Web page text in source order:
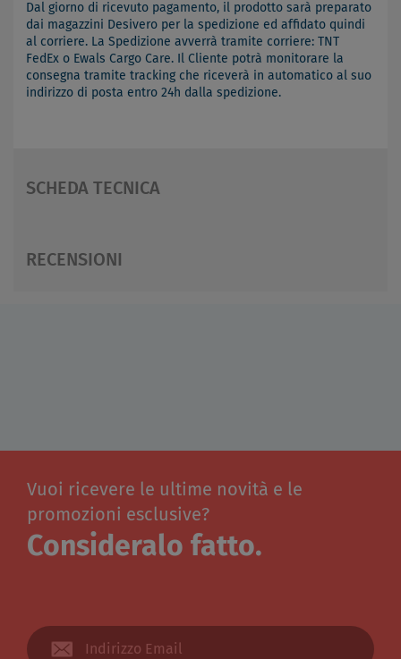
Dal giorno di ricevuto pagamento, il prodotto sarà preparato
dai magazzini Desivero per la spedizione ed affidato quindi
al corriere. La Spedizione avverrà tramite corriere: TNT
FedEx o Ewals Cargo Care. Il Cliente potrà monitorare la
consegna tramite tracking che riceverà in automatico al suo
indirizzo di posta entro 24h dalla spedizione.
SCHEDA TECNICA
RECENSIONI
Vuoi ricevere le ultime novità e le
promozioni esclusive?
Consideralo fatto.